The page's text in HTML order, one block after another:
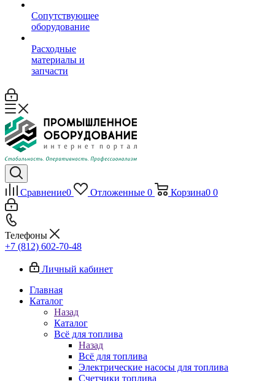
Сопутствующее
оборудование
Расходные
материалы и
запчасти
Сравнение0 Отложенные 0 Корзина0 0
Телефоны
+7 (812) 602-70-48
Личный кабинет
Главная
Каталог
Назад
Каталог
Всё для топлива
Назад
Всё для топлива
Электрические насосы для топлива
Счетчики топлива